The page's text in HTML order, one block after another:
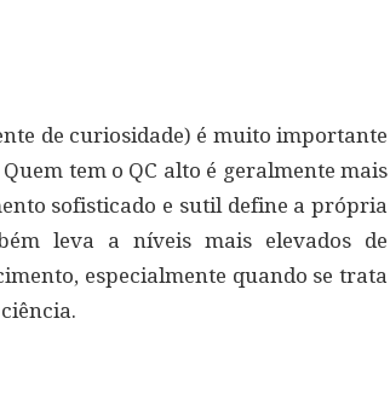
de curiosidade) é muito importante
tem o QC alto é geralmente mais
sofisticado e sutil define a própria
leva a níveis mais elevados de
especialmente quando se trata